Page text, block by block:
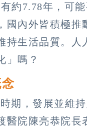
約7.78年，可能
國內外皆積極推
持生活品質。人
」嗎？
期，發展並維
醫院陳亮恭院長